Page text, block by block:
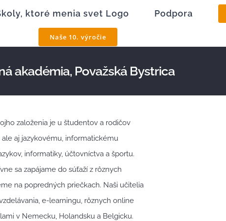
Podpora
Naše 10. výročie
akadémia, Považská Bystrica
založenia je u študentov a rodičov
aj jazykovému, informatickému
informatiky, účtovníctva a športu.
sa zapájame do súťaží z rôznych
na popredných priečkach. Naši učitelia
e-learningu, rôznych online
v Nemecku, Holandsku a Belgicku.